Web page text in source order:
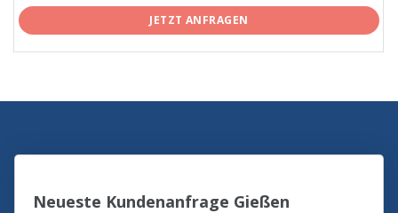
JETZT ANFRAGEN
Neueste Kundenanfrage Gießen